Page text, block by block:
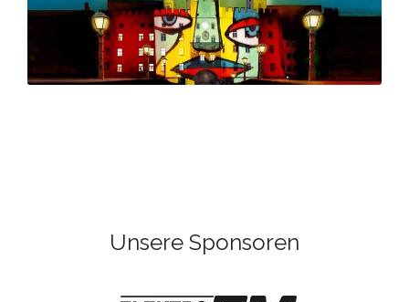
Unsere Sponsoren